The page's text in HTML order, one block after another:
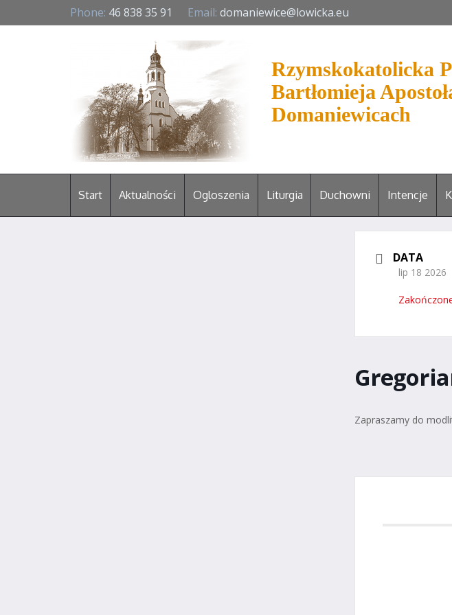
Phone: 46 838 35 91 Email: domaniewice@lowicka.eu
Rzymskokatolicka
Bartłomieja
Domaniewicach
Start Aktualności Ogloszenia Liturgia Duchowni Intencje
DATA
lip 18 2026
Zapraszamy do